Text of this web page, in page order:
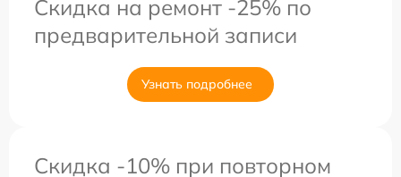
Скидка на ремонт -25% по
предварительной записи
Узнать подробнее
Скидка -10% при повторном